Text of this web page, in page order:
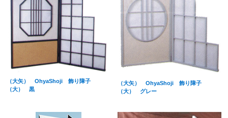
（大矢） OhyaShoji 飾り障子
（大） 黒
（大矢） OhyaShoji 飾り障子
（大） グレー